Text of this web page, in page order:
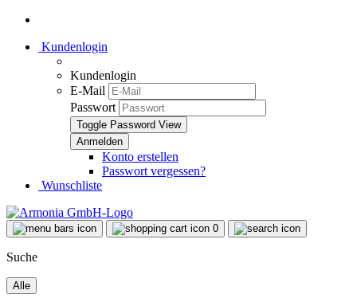
Kundenlogin
Kundenlogin
E-Mail
Passwort
Toggle Password View
Konto erstellen
Passwort vergessen?
Wunschliste
0
Suche
Alle